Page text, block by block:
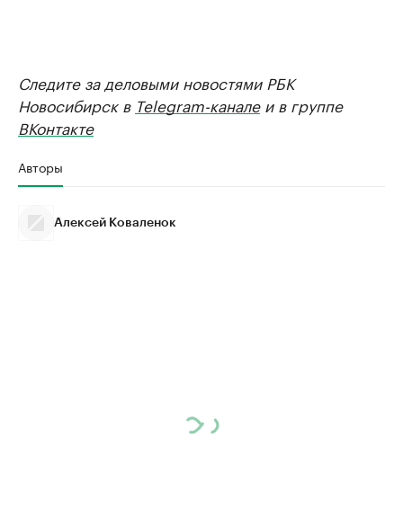
Следите за деловыми новостями РБК
Новосибирск в Telegram-каналеи в группе
ВКонтакте
Авторы
Алексей Коваленок